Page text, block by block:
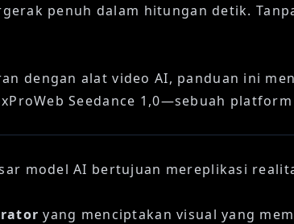
penuh dalam hitungan detik.
dengan alat video AI, panduan ini
Seedance 1,0—sebuah platform
model AI bertujuan mereplikasi
yang menciptakan visual yang